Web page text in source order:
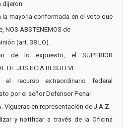
dijeron:
la mayoría conformada en el voto que
NOS ABSTENEMOS de
(art. 38 LO).
de lo expuesto, el SUPERIOR
DE JUSTICIA RESUELVE:
el recurso extraordinario federal
por el señor Defensor Penal
Vigueras en representación de J.A.Z.
y notificar a través de la Oficina